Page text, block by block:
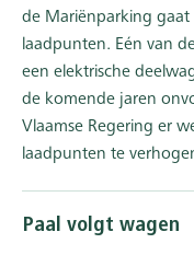
de Mariënparking
laadpunten. Eén van
een elektrische
de komende jaren
Vlaamse Regering er
laadpunten te
Paal volgt wagen